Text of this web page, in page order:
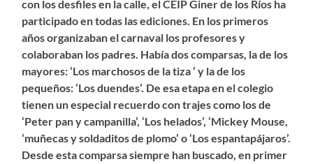
con los desfiles en la calle, el CEIP Giner de los Ríos ha
participado en todas las ediciones. En los primeros
años organizaban el carnaval los profesores y
colaboraban los padres. Había dos comparsas, la de los
mayores: ‘Los marchosos de la tiza ‘ y la de los
pequeños: ‘Los duendes’. De esa etapa en el colegio
tienen un especial recuerdo con trajes como los de
‘Peter pan y campanilla’, ‘Los helados’, ‘Mickey Mouse,
‘muñecas y soldaditos de plomo’ o ‘Los espantapájaros’.
Desde esta comparsa siempre han buscado, en primer